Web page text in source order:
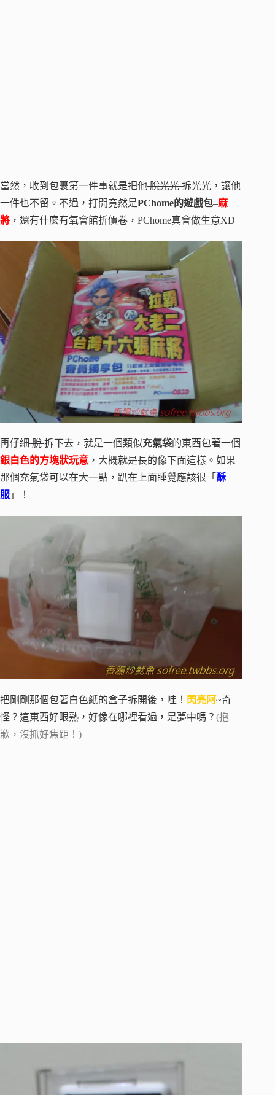
當然，收到包裹第一件事就是把他脫光光拆光光，讓他
一件也不留。不過，打開竟然是PChome的遊戲包–麻
將 ，還有什麼有氧會館折價卷，PChome真會做生意XD
再仔細脫拆下去，就是一個類似充氣袋的東西包著一個
銀白色的方塊狀玩意 ，大概就是長的像下面這樣。如果
那個充氣袋可以在大一點，趴在上面睡覺應該很「 酥
服 」！
把剛剛那個包著白色紙的盒子拆開後，哇！ 閃亮阿~奇
怪？這東西好眼熟，好像在哪裡看過，是夢中嗎？ (抱
歉，沒抓好焦距！)